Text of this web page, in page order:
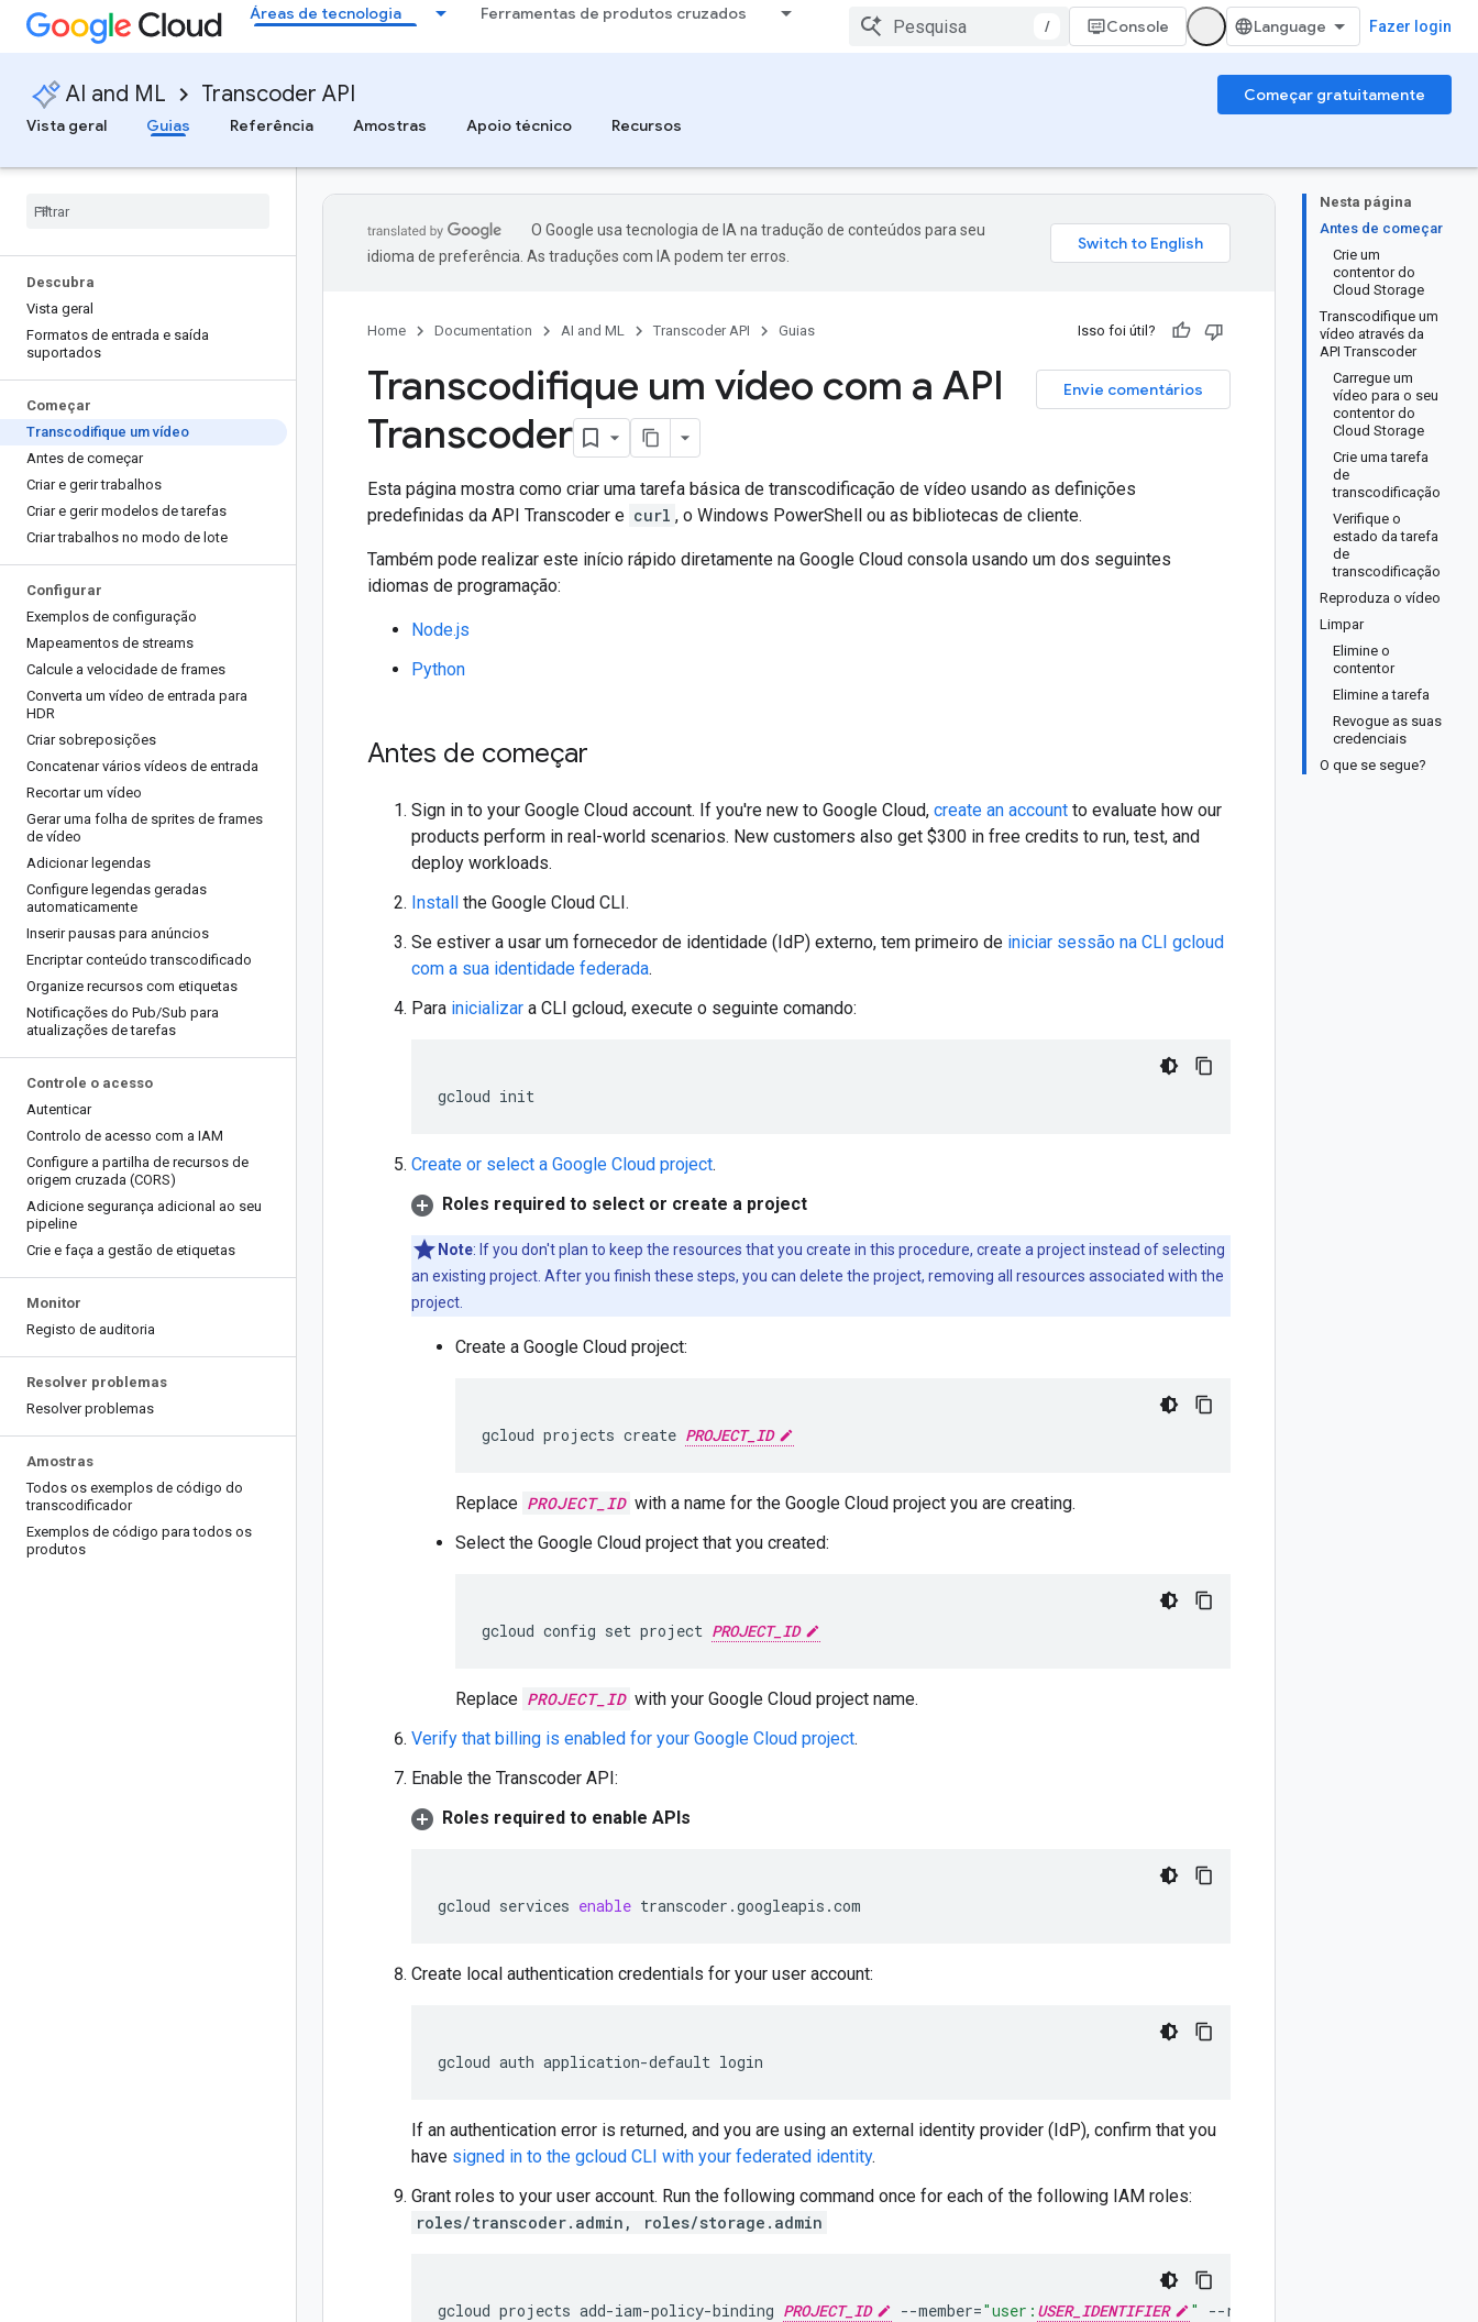
Áreas de tecnologia Ferramentas de produtos cruzados
/ Console Fazer login
AI and ML Transcoder API
Começar gratuitamente
Vista geral
Guias Referência Amostras Apoio técnico Recursos
Descubra
Vista geral
Formatos de entrada e saída
suportados
Começar
Transcodifique um vídeo
Antes de começar
Criar e gerir trabalhos
Criar e gerir modelos de tarefas
Criar trabalhos no modo de lote
Configurar
Exemplos de configuração
Mapeamentos de streams
Calcule a velocidade de frames
Converta um vídeo de entrada para
HDR
Criar sobreposições
Concatenar vários vídeos de entrada
Recortar um vídeo
Gerar uma folha de sprites de frames
de vídeo
Adicionar legendas
Configure legendas geradas
automaticamente
Inserir pausas para anúncios
Encriptar conteúdo transcodificado
Organize recursos com etiquetas
Notificações do Pub/Sub para
atualizações de tarefas
Controle o acesso
Autenticar
Controlo de acesso com a IAM
Configure a partilha de recursos de
origem cruzada (CORS)
Adicione segurança adicional ao seu
pipeline
Crie e faça a gestão de etiquetas
Monitor
Registo de auditoria
Resolver problemas
Resolver problemas
Amostras
Todos os exemplos de código do
transcodificador
Exemplos de código para todos os
produtos
Nesta página
Antes de começar
Crie um
contentor do
Cloud Storage
Transcodifique um
vídeo através da
API Transcoder
Carregue um
vídeo para o seu
contentor do
Cloud Storage
Crie uma tarefa
de
transcodificação
Verifique o
estado da tarefa
de
transcodificação
Reproduza o vídeo
Limpar
Elimine o
contentor
Elimine a tarefa
Revogue as suas
credenciais
O que se segue?
O Google usa tecnologia de IA na tradução de conteúdos para seu
idioma de preferência. As traduções com IA podem ter erros.
Home Documentation AI and ML Transcoder API Guias Isso foi útil?
Envie comentários
Transcodifique um vídeo com a API
Transcoder
Esta página mostra como criar uma tarefa básica de transcodificação de vídeo usando as definições
predefinidas da API Transcoder e curl , o Windows PowerShell ou as bibliotecas de cliente.
Também pode realizar este início rápido diretamente na Google Cloud consola usando um dos seguintes
idiomas de programação:
Node.js
Python
Antes de começar
Sign in to your Google Cloud account. If you're new to Google Cloud, create an account to evaluate how our
products perform in real-world scenarios. New customers also get $300 in free credits to run, test, and
deploy workloads.
Install the Google Cloud CLI.
Se estiver a usar um fornecedor de identidade (IdP) externo, tem primeiro de iniciar sessão na CLI gcloud
com a sua identidade federada.
Para inicializar a CLI gcloud, execute o seguinte comando:
gcloud init
Create or select a Google Cloud project.
Roles required to select or create a project
Note: If you don't plan to keep the resources that you create in this procedure, create a project instead of selecting
an existing project. After you finish these steps, you can delete the project, removing all resources associated with the
project.
Create a Google Cloud project:
gcloud projects create PROJECT_ID
Replace PROJECT_ID with a name for the Google Cloud project you are creating.
Select the Google Cloud project that you created:
gcloud config set project PROJECT_ID
Replace PROJECT_ID with your Google Cloud project name.
Verify that billing is enabled for your Google Cloud project.
Enable the Transcoder API:
Roles required to enable APIs
gcloud services enable transcoder.googleapis.com
Create local authentication credentials for your user account:
gcloud auth application-default login
If an authentication error is returned, and you are using an external identity provider (IdP), confirm that you
have signed in to the gcloud CLI with your federated identity.
Grant roles to your user account. Run the following command once for each of the following IAM roles:
roles/transcoder.admin, roles/storage.admin
gcloud projects add-iam-policy-binding PROJECT_ID --member="user: USER_IDENTIFIER " --role